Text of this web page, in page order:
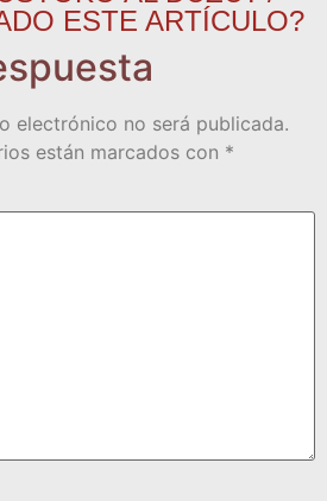
ESTE ARTÍCULO?
electrónico no será publicada.
están marcados con *